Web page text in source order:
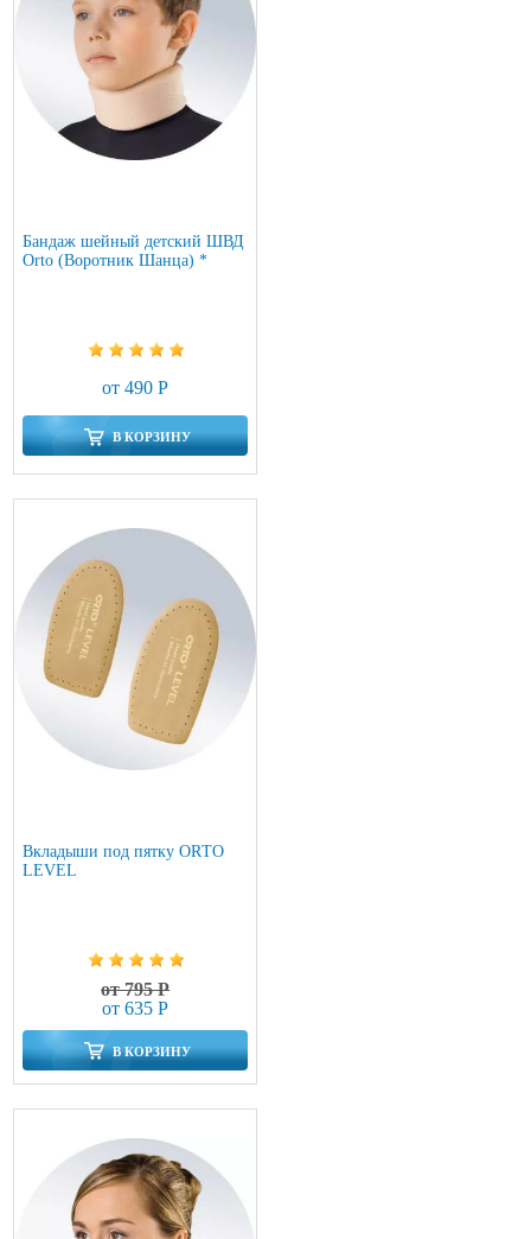
Бандаж шейный детский ШВД
Orto (Воротник Шанца) *
от 490 Р
В КОРЗИНУ
Вкладыши под пятку ОRТО
LEVEL
от 795 Р
от 635 Р
В КОРЗИНУ